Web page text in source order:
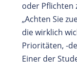
oder Pflichten
„Achten Sie
die wirklich
Prioritäten, -
Einer der